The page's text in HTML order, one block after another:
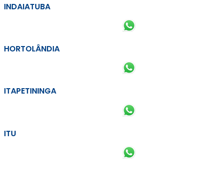
INDAIATUBA
HORTOLÂNDIA
ITAPETININGA
ITU